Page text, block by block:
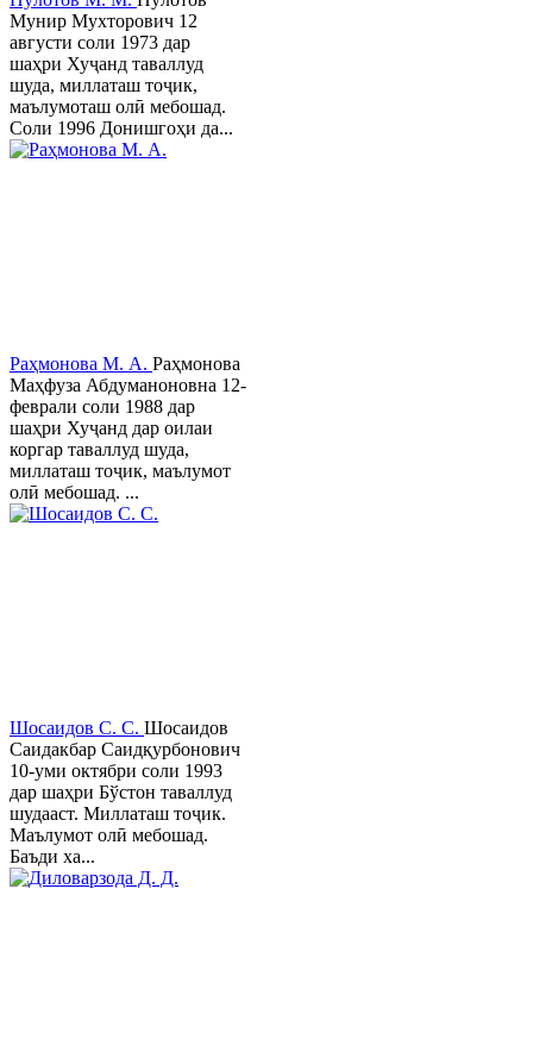
Мунир Мухторович 12
августи соли 1973 дар
шаҳри Хуҷанд таваллуд
шуда, миллаташ тоҷик,
маълумоташ олӣ мебошад.
Соли 1996 Донишгоҳи да...
Раҳмонова М. А. Раҳмонова
Маҳфуза Абдуманоновна 12-
феврали соли 1988 дар
шаҳри Хуҷанд дар оилаи
коргар таваллуд шуда,
миллаташ тоҷик, маълумот
олӣ мебошад. ...
Шосаидов С. С. Шосаидов
Саидакбар Саидқурбонович
10-уми октябри соли 1993
дар шаҳри Бўстон таваллуд
шудааст. Миллаташ тоҷик.
Маълумот олӣ мебошад.
Баъди ха...